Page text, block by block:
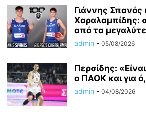
Γιάννης Σπανός
Χαραλαμπίδης:
από τα
admin - 05/08/2026
Περσίδης:
ο ΠΑΟΚ και για
admin - 04/08/2026